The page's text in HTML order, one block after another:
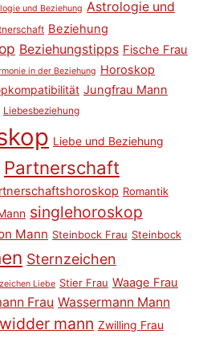
und Beziehung Astrologie und
Beziehung
Beziehungstipps Fische Frau
in der Beziehung Horoskop
Jungfrau Mann
Liebesbeziehung
Liebe und Beziehung
Partnerschaft
Romantik
singlehoroskop
Mann Steinbock Frau Steinbock
Sternzeichen
Liebe Stier Frau Waage Frau
Frau Wassermann Mann
widder mann Zwilling Frau